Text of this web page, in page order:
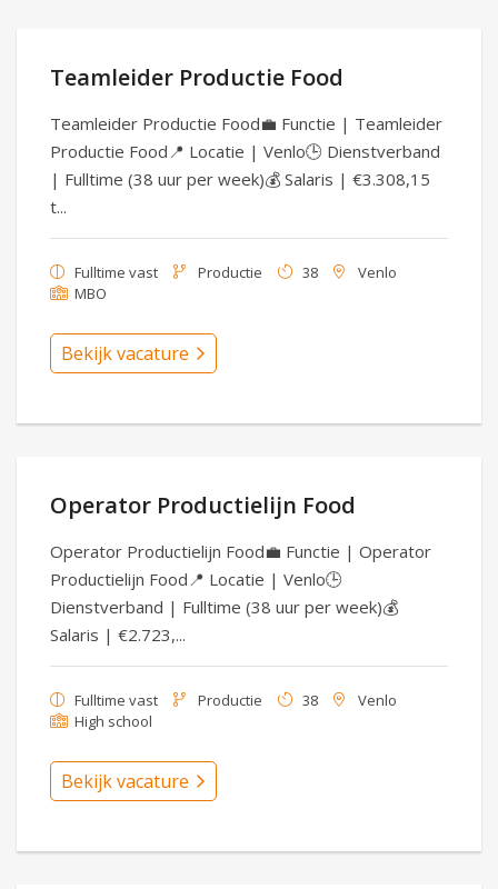
Teamleider Productie Food
Teamleider Productie Food💼 Functie | Teamleider
Productie Food📍 Locatie | Venlo🕒 Dienstverband
| Fulltime (38 uur per week)💰 Salaris | €3.308,15
t...
Fulltime vast Productie 38
Venlo
MBO
Bekijk vacature
Operator Productielijn Food
Operator Productielijn Food💼 Functie | Operator
Productielijn Food📍 Locatie | Venlo🕒
Dienstverband | Fulltime (38 uur per week)💰
Salaris | €2.723,...
Fulltime vast Productie 38
Venlo
High school
Bekijk vacature